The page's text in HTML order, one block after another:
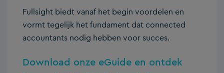
Fullsight biedt vanaf het begin voordelen en
vormt tegelijk het fundament dat connected
accountants nodig hebben voor succes.
Download onze eGuide en ontdek